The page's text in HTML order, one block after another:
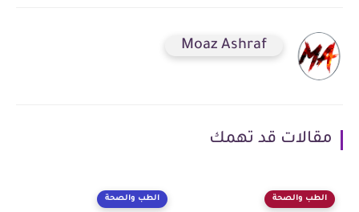
Moaz Ashraf
مقالات قد تهمك
الطب والصحة الطب والصحة